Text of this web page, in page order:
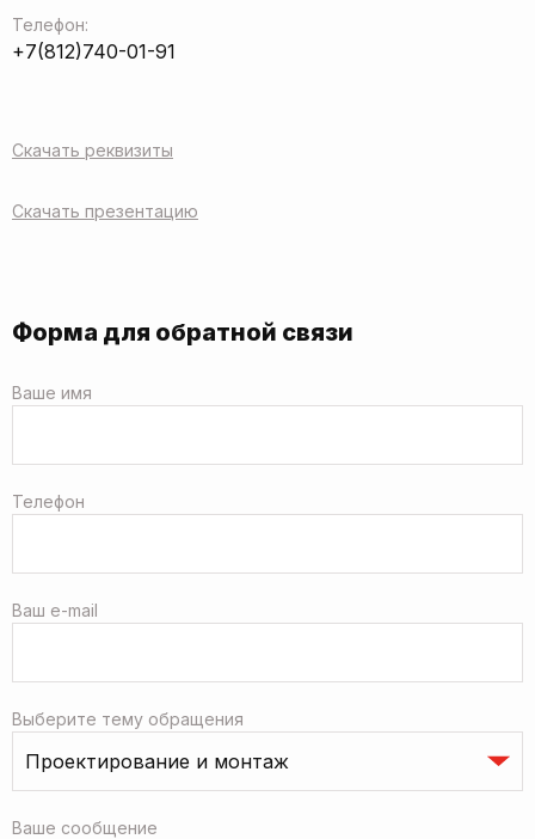
Телефон:
+7(812)740-01-91
Скачать реквизиты
Скачать презентацию
Форма для обратной связи
Ваше имя
Телефон
Ваш e-mail
Выберите тему обращения
Ваше сообщение